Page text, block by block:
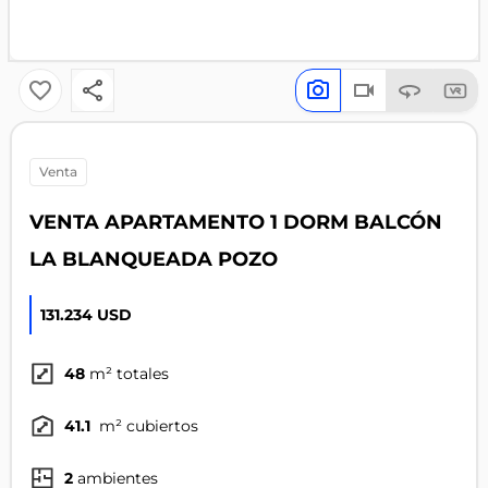
venta
VENTA APARTAMENTO 1 DORM BALCÓN
LA BLANQUEADA POZO
131.234 USD
48 m² totales
41.1 m² cubiertos
2 ambientes